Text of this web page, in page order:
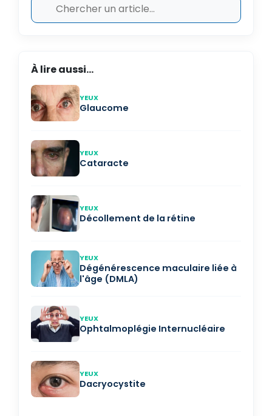
À lire aussi...
YEUX
Glaucome
YEUX
Cataracte
YEUX
Décollement de la rétine
YEUX
Dégénérescence maculaire liée à
l'âge (DMLA)
YEUX
Ophtalmoplégie Internucléaire
YEUX
Dacryocystite